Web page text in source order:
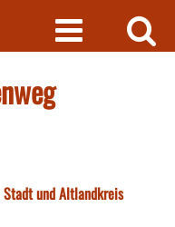
Stadt und Altlandkreis